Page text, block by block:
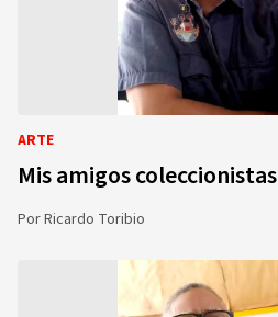
ARTE
Mis amigos coleccionistas
PorRicardo Toribio